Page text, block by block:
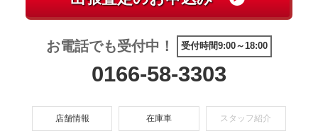
お電話でも受付中！ 受付時間9:00～18:00
0166-58-3303
店舗情報 在庫車 スタッフ紹介